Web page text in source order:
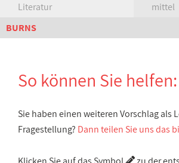
Literatur
mittel
BURNS
So können Sie helfen:
Sie haben einen weiteren Vorschlag als
Fragestellung? Dann teilen Sie uns das